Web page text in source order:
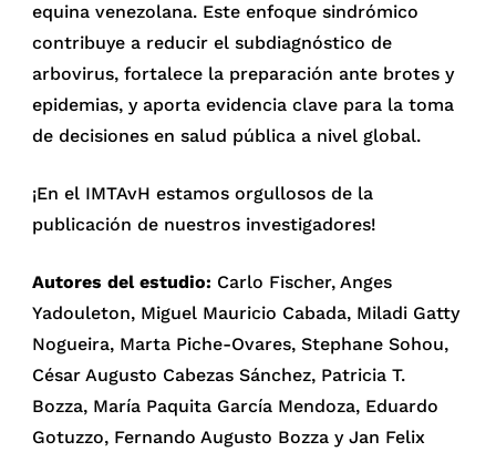
equina venezolana. Este enfoque sindrómico
contribuye a reducir el subdiagnóstico de
arbovirus, fortalece la preparación ante brotes y
epidemias, y aporta evidencia clave para la toma
de decisiones en salud pública a nivel global.
¡En el IMTAvH estamos orgullosos de la
publicación de nuestros investigadores!
Autores del estudio: Carlo Fischer, Anges
Yadouleton, Miguel Mauricio Cabada, Miladi Gatty
Nogueira, Marta Piche-Ovares, Stephane Sohou,
César Augusto Cabezas Sánchez, Patricia T.
Bozza, María Paquita García Mendoza, Eduardo
Gotuzzo, Fernando Augusto Bozza y Jan Felix